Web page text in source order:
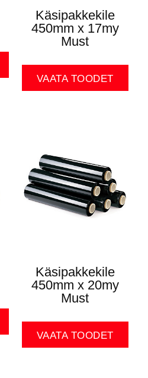
Käsipakkekile
450mm x 17my
Must
VAATA TOODET
Käsipakkekile
450mm x 20my
Must
VAATA TOODET